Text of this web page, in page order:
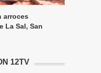
arroces
La Sal, San
12TV